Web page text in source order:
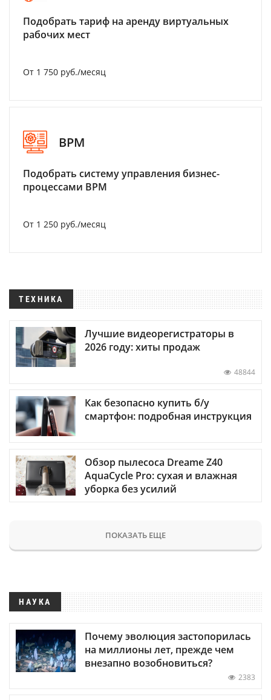
Подобрать тариф на аренду виртуальных
рабочих мест
От 1 750 руб./месяц
BPM
Подобрать систему управления бизнес-
процессами BPM
От 1 250 руб./месяц
ТЕХНИКА
Лучшие видеорегистраторы в
2026 году: хиты продаж
48844
Как безопасно купить б/у
смартфон: подробная инструкция
Обзор пылесоса Dreame Z40
AquaCycle Pro: сухая и влажная
уборка без усилий
ПОКАЗАТЬ ЕЩЕ
НАУКА
Почему эволюция застопорилась
на миллионы лет, прежде чем
внезапно возобновиться?
2383